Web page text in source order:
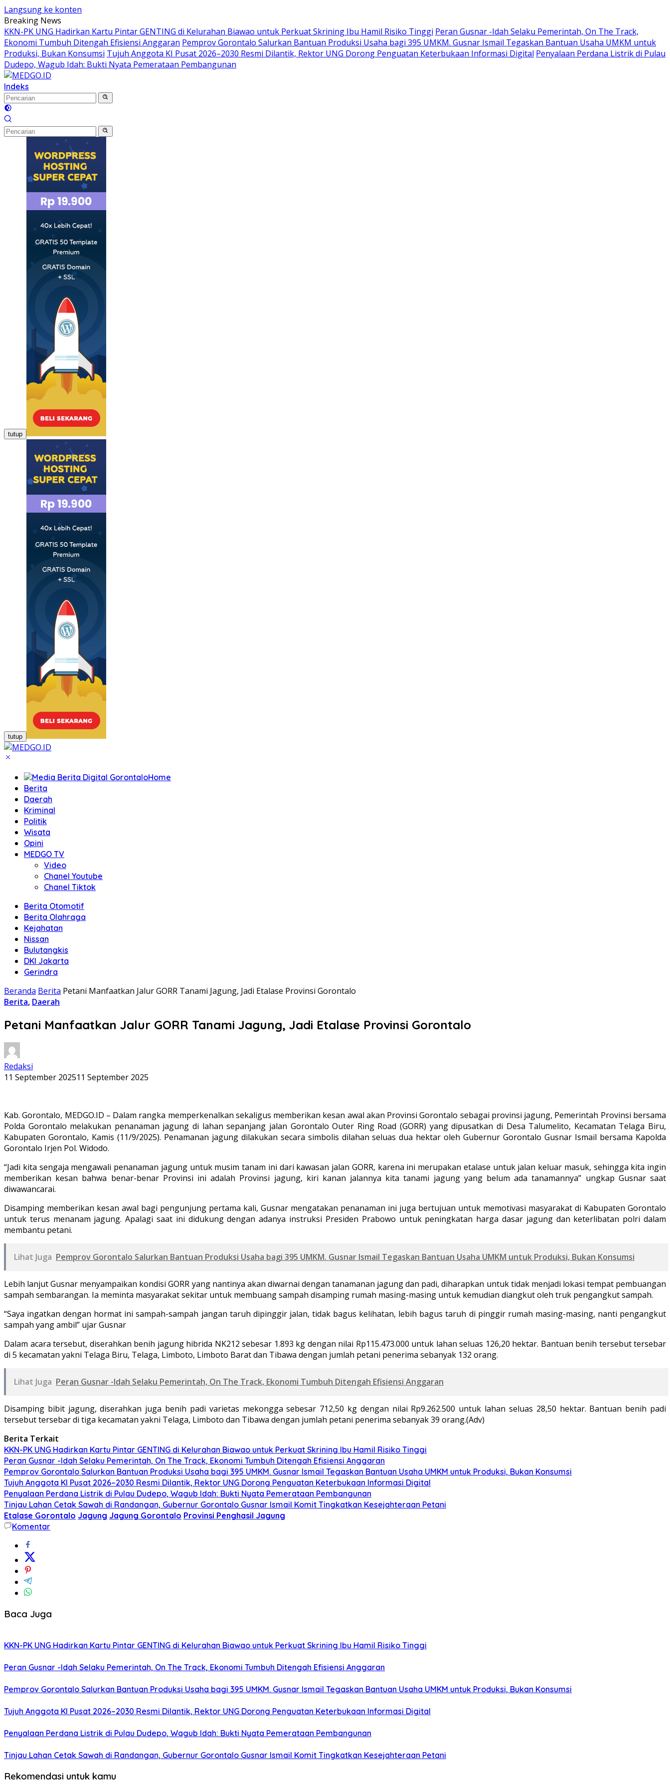
Langsung ke konten
Breaking News
KKN-PK UNG Hadirkan Kartu Pintar GENTING di Kelurahan Biawao untuk Perkuat Skrining Ibu Hamil Risiko Tinggi Peran Gusnar -Idah Selaku Pemerintah, On The Track,
Ekonomi Tumbuh Ditengah Efisiensi Anggaran Pemprov Gorontalo Salurkan Bantuan Produksi Usaha bagi 395 UMKM. Gusnar Ismail Tegaskan Bantuan Usaha UMKM untuk
Produksi, Bukan Konsumsi Tujuh Anggota KI Pusat 2026–2030 Resmi Dilantik, Rektor UNG Dorong Penguatan Keterbukaan Informasi Digital Penyalaan Perdana Listrik di Pulau
Dudepo, Wagub Idah: Bukti Nyata Pemerataan Pembangunan
Indeks
tutup
tutup
Home
Berita
Daerah
Kriminal
Politik
Wisata
Opini
MEDGO TV
Video
Chanel Youtube
Chanel Tiktok
Berita Otomotif
Berita Olahraga
Kejahatan
Nissan
Bulutangkis
DKI Jakarta
Gerindra
Beranda Berita Petani Manfaatkan Jalur GORR Tanami Jagung, Jadi Etalase Provinsi Gorontalo
Berita, Daerah
Petani Manfaatkan Jalur GORR Tanami Jagung, Jadi Etalase Provinsi Gorontalo
Redaksi
11 September 202511 September 2025
Kab. Gorontalo, MEDGO.ID – Dalam rangka memperkenalkan sekaligus memberikan kesan awal akan Provinsi Gorontalo sebagai provinsi jagung, Pemerintah Provinsi bersama
Polda Gorontalo melakukan penanaman jagung di lahan sepanjang jalan Gorontalo Outer Ring Road (GORR) yang dipusatkan di Desa Talumelito, Kecamatan Telaga Biru,
Kabupaten Gorontalo, Kamis (11/9/2025). Penamanan jagung dilakukan secara simbolis dilahan seluas dua hektar oleh Gubernur Gorontalo Gusnar Ismail bersama Kapolda
Gorontalo Irjen Pol. Widodo.
“Jadi kita sengaja mengawali penanaman jagung untuk musim tanam ini dari kawasan jalan GORR, karena ini merupakan etalase untuk jalan keluar masuk, sehingga kita ingin
memberikan kesan bahwa benar-benar Provinsi ini adalah Provinsi jagung, kiri kanan jalannya kita tanami jagung yang belum ada tanamannya” ungkap Gusnar saat
diwawancarai.
Disamping memberikan kesan awal bagi pengunjung pertama kali, Gusnar mengatakan penanaman ini juga bertujuan untuk memotivasi masyarakat di Kabupaten Gorontalo
untuk terus menanam jagung. Apalagi saat ini didukung dengan adanya instruksi Presiden Prabowo untuk peningkatan harga dasar jagung dan keterlibatan polri dalam
membantu petani.
Lihat Juga Pemprov Gorontalo Salurkan Bantuan Produksi Usaha bagi 395 UMKM. Gusnar Ismail Tegaskan Bantuan Usaha UMKM untuk Produksi, Bukan Konsumsi
Lebih lanjut Gusnar menyampaikan kondisi GORR yang nantinya akan diwarnai dengan tanamanan jagung dan padi, diharapkan untuk tidak menjadi lokasi tempat pembuangan
sampah sembarangan. Ia meminta masyarakat sekitar untuk membuang sampah disamping rumah masing-masing untuk kemudian diangkut oleh truk pengangkut sampah.
“Saya ingatkan dengan hormat ini sampah-sampah jangan taruh dipinggir jalan, tidak bagus kelihatan, lebih bagus taruh di pinggir rumah masing-masing, nanti pengangkut
sampah yang ambil” ujar Gusnar
Dalam acara tersebut, diserahkan benih jagung hibrida NK212 sebesar 1.893 kg dengan nilai Rp115.473.000 untuk lahan seluas 126,20 hektar. Bantuan benih tersebut tersebar
di 5 kecamatan yakni Telaga Biru, Telaga, Limboto, Limboto Barat dan Tibawa dengan jumlah petani penerima sebanyak 132 orang.
Lihat Juga Peran Gusnar -Idah Selaku Pemerintah, On The Track, Ekonomi Tumbuh Ditengah Efisiensi Anggaran
Disamping bibit jagung, diserahkan juga benih padi varietas mekongga sebesar 712,50 kg dengan nilai Rp9.262.500 untuk lahan seluas 28,50 hektar. Bantuan benih padi
tersebut tersebar di tiga kecamatan yakni Telaga, Limboto dan Tibawa dengan jumlah petani penerima sebanyak 39 orang.(Adv)
Berita Terkait
KKN-PK UNG Hadirkan Kartu Pintar GENTING di Kelurahan Biawao untuk Perkuat Skrining Ibu Hamil Risiko Tinggi
Peran Gusnar -Idah Selaku Pemerintah, On The Track, Ekonomi Tumbuh Ditengah Efisiensi Anggaran
Pemprov Gorontalo Salurkan Bantuan Produksi Usaha bagi 395 UMKM. Gusnar Ismail Tegaskan Bantuan Usaha UMKM untuk Produksi, Bukan Konsumsi
Tujuh Anggota KI Pusat 2026–2030 Resmi Dilantik, Rektor UNG Dorong Penguatan Keterbukaan Informasi Digital
Penyalaan Perdana Listrik di Pulau Dudepo, Wagub Idah: Bukti Nyata Pemerataan Pembangunan
Tinjau Lahan Cetak Sawah di Randangan, Gubernur Gorontalo Gusnar Ismail Komit Tingkatkan Kesejahteraan Petani
Etalase Gorontalo Jagung Jagung Gorontalo Provinsi Penghasil Jagung
Komentar
Baca Juga
KKN-PK UNG Hadirkan Kartu Pintar GENTING di Kelurahan Biawao untuk Perkuat Skrining Ibu Hamil Risiko Tinggi
Peran Gusnar -Idah Selaku Pemerintah, On The Track, Ekonomi Tumbuh Ditengah Efisiensi Anggaran
Pemprov Gorontalo Salurkan Bantuan Produksi Usaha bagi 395 UMKM. Gusnar Ismail Tegaskan Bantuan Usaha UMKM untuk Produksi, Bukan Konsumsi
Tujuh Anggota KI Pusat 2026–2030 Resmi Dilantik, Rektor UNG Dorong Penguatan Keterbukaan Informasi Digital
Penyalaan Perdana Listrik di Pulau Dudepo, Wagub Idah: Bukti Nyata Pemerataan Pembangunan
Tinjau Lahan Cetak Sawah di Randangan, Gubernur Gorontalo Gusnar Ismail Komit Tingkatkan Kesejahteraan Petani
Rekomendasi untuk kamu